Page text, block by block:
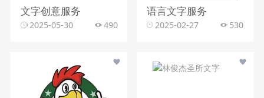
文字创意服务
2025-05-30 490
语言文字服务
2025-02-27 530